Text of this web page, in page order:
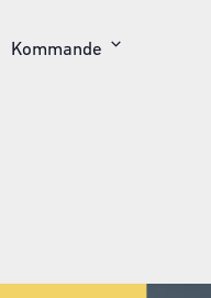
Kommande